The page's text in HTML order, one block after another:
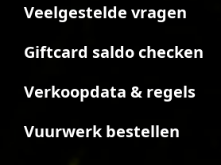
Veelgestelde vragen
Giftcard saldo checken
Verkoopdata & regels
Vuurwerk bestellen